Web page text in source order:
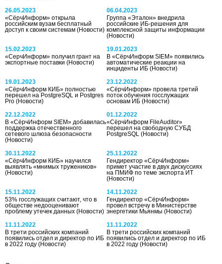
26.05.2023
«СёрчИнформ» открыла
российским вузам бесплатный
доступ к своим системам (Новости)
06.04.2023
Группа «Эталон» внедрила
российские ИБ-решения для
комплексной защиты информации
(Новости)
15.02.2023
«СерчИнформ» получил грант на
экспортные поставки (Новости)
19.01.2023
В «СёрчИнформ SIEM» появились
автоматические реакции на
инциденты ИБ(Новости)
19.01.2023
«СёрчИнформ КИБ» полностью
перешел на PostgreSQL и Postgres
Pro (Новости)
23.12.2022
«СёрчИнформ» провела третий
поток обучения госслужащих
основам ИБ(Новости)
22.12.2022
В «СёрчИнформ SIEM» добавилась
поддержка отечественного
сетевого шлюза безопасности
(Новости)
01.12.2022
«СёрчИнформ FileAuditor»
перешел на свободную СУБД
PostgreSQL(Новости)
30.11.2022
«СёрчИнформ КИБ» научился
выявлять «мнимых тружеников»
(Новости)
25.11.2022
Гендиректор «СёрчИнформ»
примет участие в двух дискуссиях
на ПМИФ по теме экспорта ИТ
(Новости)
15.11.2022
53% госслужащих считают, что в
обществе недооценивают
проблему утечек данных (Новости)
14.11.2022
Гендиректор «СёрчИнформ»
провел встречу в Министерстве
энергетики Мьянмы(Новости)
11.11.2022
В трети российских компаний
появились отдел и директор по ИБ
в 2022 году (Новости)
11.11.2022
В трети российских компаний
появились отдел и директор по ИБ
в 2022 году(Новости)